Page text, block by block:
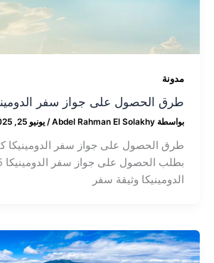
مدونة
طرق الحصول على جواز سفر
بواسطة Abdel Rahman El Solakhy
/ يونيو 25, 2025
طرق الحصول على جواز سفر الدومينيكا
الدومينيكا وثيقة سفر